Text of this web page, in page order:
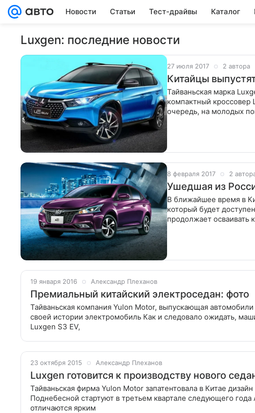
Новости Статьи Тест-драйвы Каталог
Luxgen: последние новости
27 июля 2017 2 автора
Китайцы
Тайваньская марка
компактный кроссовер
очередь, на молодых
8 февраля 2017 2
Ушедшая из
В ближайшее время в
который будет
продолжает осваивать
19 января 2016 Александр Плеханов
Премиальный китайский электроседан: фото
Тайваньская компания Yulon Motor, выпускающая
своей истории электромобиль Как и следовало ожидать,
Luxgen S3 EV,
23 октября 2015 Александр Плеханов
Luxgen готовится к производству нового
Тайваньская фирма Yulon Motor запатентовала в Китае
Поднебесной стартуют в третьем квартале следующего
отличаются ярким